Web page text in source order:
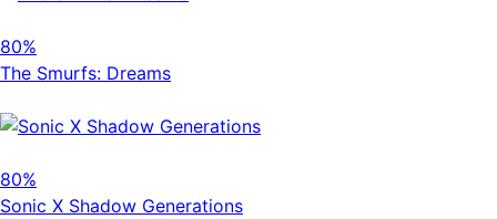
80%
The Smurfs: Dreams
80%
Sonic X Shadow Generations